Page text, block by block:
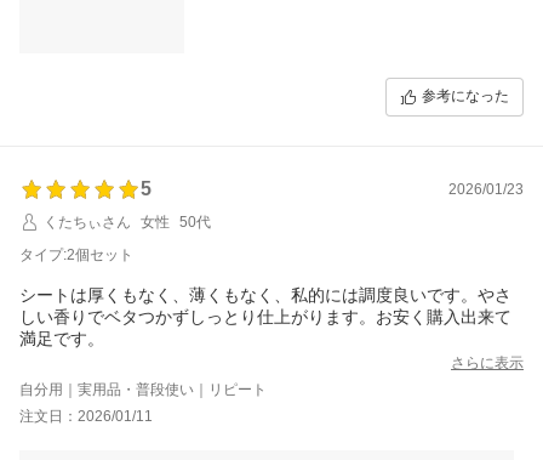
参考になった
5
2026/01/23
くたちぃさん
女性
50代
タイプ:2個セット
シートは厚くもなく、薄くもなく、私的には調度良いです。やさ
しい香りでベタつかずしっとり仕上がります。お安く購入出来て
満足です。
さらに表示
自分用｜実用品・普段使い｜リピート
注文日：2026/01/11